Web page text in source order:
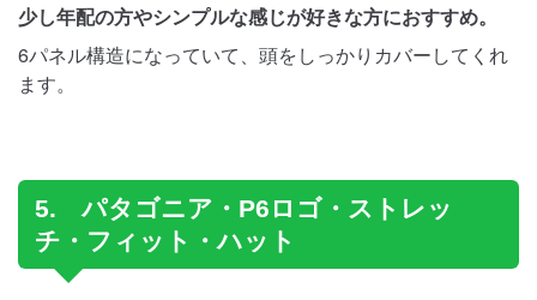
少し年配の方やシンプルな感じが好きな方におすすめ。
6パネル構造になっていて、頭をしっかりカバーしてくれ
ます。
5. パタゴニア・P6ロゴ・ストレッ
チ・フィット・ハット